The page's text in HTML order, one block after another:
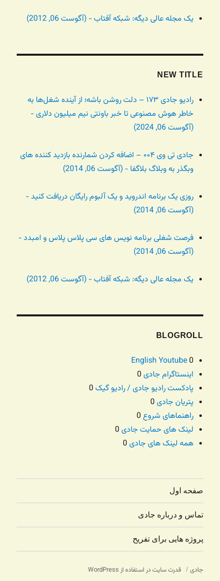
یک مجله عالی دیگه: شبکه آفتاب - (آگوست 06, 2012)
NEW TITLE
رادیو جادی ۱۷۳ – دلت روشن باشه؛ از آینده شغل‌ها به
خاطر هوش مصنوعی تا خبر باونتی نیم میلیون دلاری -
(آگوست 06, 2024)
جادی تی وی ۰۰۴ – اضافه کردن شمارنده بازدید کننده های
وبگذر به وبلاگ بلاگفا - (آگوست 06, 2014)
روزی یک برنامه اندروید و یک آلبوم رایگان دریافت کنید -
(آگوست 06, 2014)
فرصت شغلی برنامه نویس های سی پلاس پلاس و امبدد -
(آگوست 06, 2014)
یک مجله عالی دیگه: شبکه آفتاب - (آگوست 06, 2012)
BLOGROLL
English Youtube0
اینستاگرام جادی
پادکست رادیو جادی / رادیو گیک
پتریان جادی
راهنماهای شروع
لینک های حمایت جادی
همه لینک های جادی
صفحه اول
تماس و درباره جادی
پروژه هایی برای تفریح
جادی قدرت سایت در استفاده از WordPress